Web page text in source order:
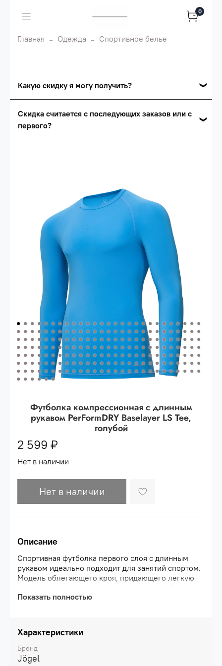
0
Главная Одежда Спортивное белье
Какую скидку я могу получить?
Сумма скидки зависит от стоимости вашего
(30%) -сумма всех заказов за 6 месяцев -
30.000 рублей.
Опт 3 (33%)
- сумма всех заказов за 6 месяцев
Опт 2 (36%)
- сумма всех заказов за 6 месяцев
200.000 рублей.
Опт 1 (38%) -
сумма всех заказов за 6 месяцев -
400.000 рублей.
Скидка считается с последующих заказов или с
первого?
Футболка компрессионная с длинным
рукавом PerFormDRY Baselayer LS Tee,
голубой
2 599 ₽
Нет в наличии
Нет в наличии
Описание
Спортивная футболка первого слоя с длинным
рукавом идеально подходит для занятий спортом.
Модель облегающего кроя, придающего легкую
(волокна полиэстера 90% и спандекса 10%) с
позволяя возвращать первоначальную форму при
растяжении.\nПолная свобода движений
благодаря использованию технологии плоского
шва: все швы растягиваются вместе с
Показать полностью
Характеристики
Бренд
Jögel